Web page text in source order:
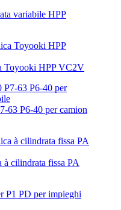
variabile HPP
Toyooki HPP VC2V
63 P6-40 per camion
à cilindrata fissa PA